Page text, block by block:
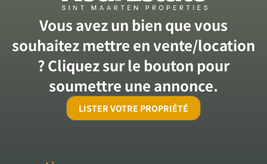
Vous avez un bien que vous
souhaitez mettre en vente/location
? Cliquez sur le bouton pour
soumettre une annonce.
LISTER VOTRE PROPRIÉTÉ